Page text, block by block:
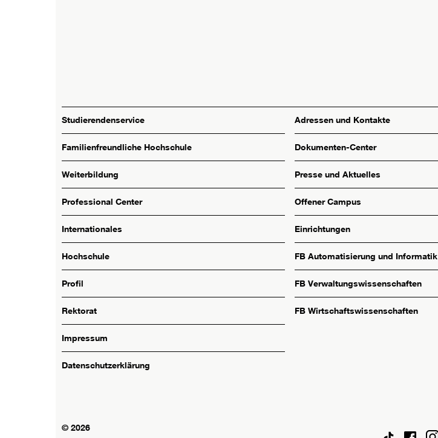
Studierendenservice
Familienfreundliche Hochschule
Weiterbildung
Professional Center
Internationales
Hochschule
Profil
Rektorat
Impressum
Datenschutzerklärung
Adressen und Kontakte
Dokumenten-Center
Presse und Aktuelles
Offener Campus
Einrichtungen
FB Automatisierung und Informatik
FB Verwaltungswissenschaften
FB Wirtschaftswissenschaften
© 2026